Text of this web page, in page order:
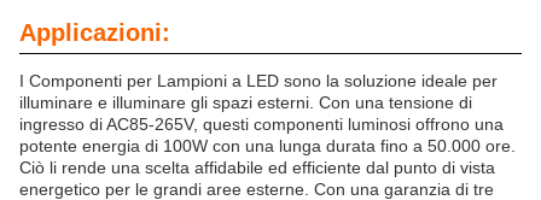
Applicazioni:
I Componenti per Lampioni a LED sono la soluzione ideale per
illuminare e illuminare gli spazi esterni. Con una tensione di
ingresso di AC85-265V, questi componenti luminosi offrono una
potente energia di 100W con una lunga durata fino a 50.000 ore.
Ciò li rende una scelta affidabile ed efficiente dal punto di vista
energetico per le grandi aree esterne. Con una garanzia di tre